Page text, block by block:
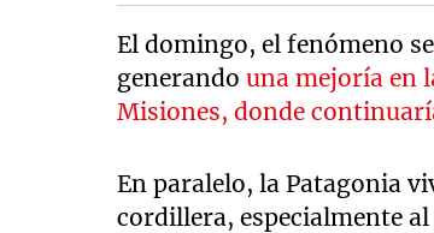
El domingo, el fenómeno
generandouna mejoría en
Misiones, donde
En paralelo, la Patagonia
cordillera, especialmente